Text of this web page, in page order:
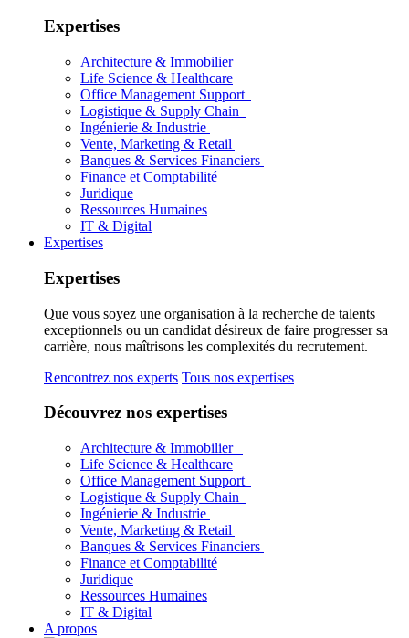
Expertises
Architecture & Immobilier
Life Science & Healthcare
Office Management Support
Logistique & Supply Chain
Ingénierie & Industrie
Vente, Marketing & Retail
Banques & Services Financiers
Finance et Comptabilité
Juridique
Ressources Humaines
IT & Digital
Expertises
Expertises
Que vous soyez une organisation à la recherche de talents
exceptionnels ou un candidat désireux de faire progresser sa
carrière, nous maîtrisons les complexités du recrutement.
Rencontrez nos experts Tous nos expertises
Découvrez nos expertises
Architecture & Immobilier
Life Science & Healthcare
Office Management Support
Logistique & Supply Chain
Ingénierie & Industrie
Vente, Marketing & Retail
Banques & Services Financiers
Finance et Comptabilité
Juridique
Ressources Humaines
IT & Digital
A propos